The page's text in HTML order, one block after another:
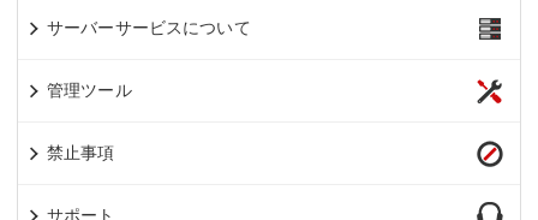
サーバーサービスについて
管理ツール
禁止事項
サポート